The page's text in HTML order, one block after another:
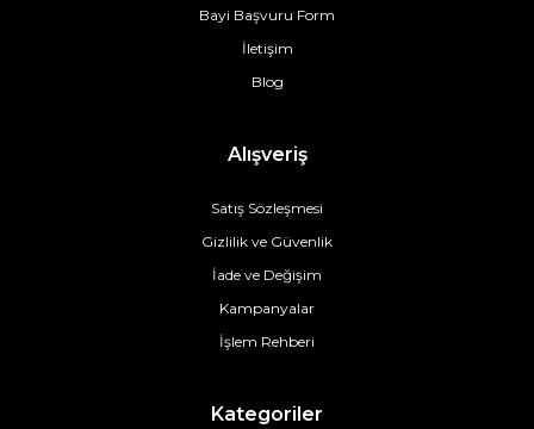
Bayi Başvuru Form
İletişim
Blog
Alışveriş
Satış Sözleşmesi
Gizlilik ve Güvenlik
İade ve Değişim
Kampanyalar
İşlem Rehberi
Kategoriler